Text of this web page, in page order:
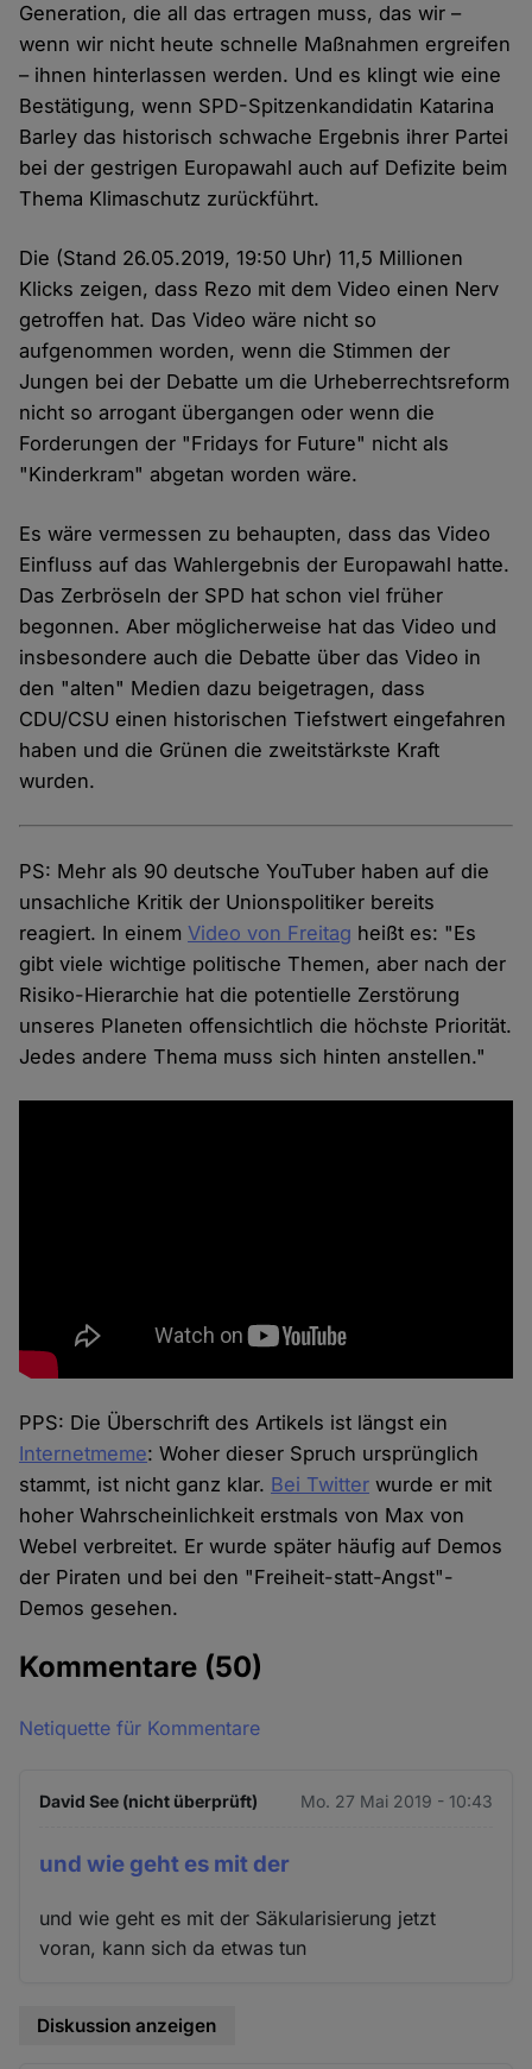
Generation, die all das ertragen muss, das wir –
wenn wir nicht heute schnelle Maßnahmen ergreifen
– ihnen hinterlassen werden. Und es klingt wie eine
Bestätigung, wenn SPD-Spitzenkandidatin Katarina
Barley das historisch schwache Ergebnis ihrer Partei
bei der gestrigen Europawahl auch auf Defizite beim
Thema Klimaschutz zurückführt.
Die (Stand 26.05.2019, 19:50 Uhr) 11,5 Millionen
Klicks zeigen, dass Rezo mit dem Video einen Nerv
getroffen hat. Das Video wäre nicht so
aufgenommen worden, wenn die Stimmen der
Jungen bei der Debatte um die Urheberrechtsreform
nicht so arrogant übergangen oder wenn die
Forderungen der "Fridays for Future" nicht als
"Kinderkram" abgetan worden wäre.
Es wäre vermessen zu behaupten, dass das Video
Einfluss auf das Wahlergebnis der Europawahl hatte.
Das Zerbröseln der SPD hat schon viel früher
begonnen. Aber möglicherweise hat das Video und
insbesondere auch die Debatte über das Video in
den "alten" Medien dazu beigetragen, dass
CDU/CSU einen historischen Tiefstwert eingefahren
haben und die Grünen die zweitstärkste Kraft
wurden.
PS: Mehr als 90 deutsche YouTuber haben auf die
unsachliche Kritik der Unionspolitiker bereits
reagiert. In einemVideo von Freitag heißt es: "Es
gibt viele wichtige politische Themen, aber nach der
Risiko-Hierarchie hat die potentielle Zerstörung
unseres Planeten offensichtlich die höchste Priorität.
Jedes andere Thema muss sich hinten anstellen."
PPS: Die Überschrift des Artikels ist längst ein
Internetmeme: Woher dieser Spruch ursprünglich
stammt, ist nicht ganz klar. Bei Twitter wurde er mit
hoher Wahrscheinlichkeit erstmals von Max von
Webel verbreitet. Er wurde später häufig auf Demos
der Piraten und bei den "Freiheit-statt-Angst"-
Demos gesehen.
Kommentare (50)
Netiquette für Kommentare
David See (nicht überprüft) Mo. 27 Mai 2019 - 10:43
und wie geht es mit der
und wie geht es mit der Säkularisierung jetzt
voran, kann sich da etwas tun
Diskussion anzeigen